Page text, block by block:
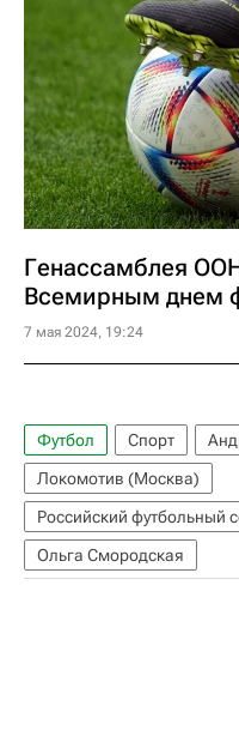
Генассамблея
Всемирным днем
7 мая 2024, 19:24
Футбол Спорт
Локомотив (Москва)
Российский футбольный
Ольга Смородская